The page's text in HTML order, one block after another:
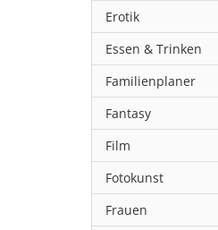
Erotik
Essen & Trinken
Familienplaner
Fantasy
Film
Fotokunst
Frauen